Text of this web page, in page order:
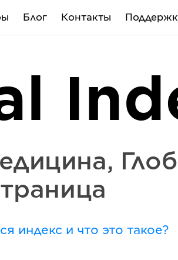
Блог Контакты
,
индекс и что это такое?